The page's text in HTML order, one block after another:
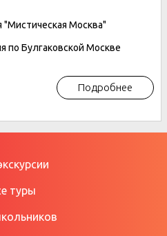
"Мистическая Москва"
по Булгаковской Москве
Подробнее
туры